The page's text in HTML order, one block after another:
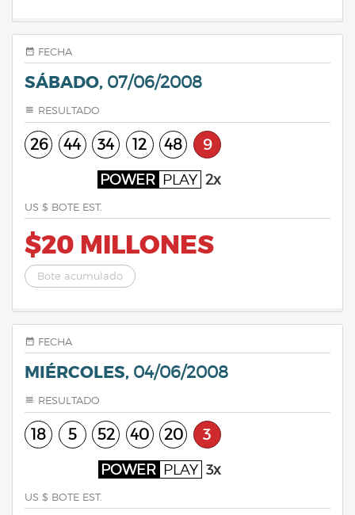
FECHA
SÁBADO, 07/06/2008
RESULTADO
26 44 34 12 48 9
POWER PLAY 2x
US $ BOTE EST.
$20 MILLONES
Bote acumulado
FECHA
MIÉRCOLES, 04/06/2008
RESULTADO
18 5 52 40 20 3
POWER PLAY 3x
US $ BOTE EST.